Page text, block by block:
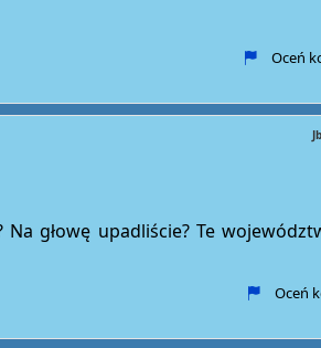
Oceń
głowę upadliście? Te
Oceń